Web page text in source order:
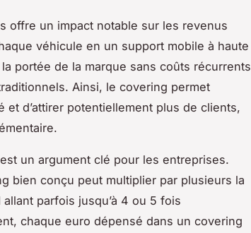
offre un impact notable sur les revenus
véhicule en un support mobile à haute
portée de la marque sans coûts récurrents
Ainsi, le covering permet
et d’attirer potentiellement plus de clients,
un argument clé pour les entreprises.
bien conçu peut multiplier par plusieurs la
parfois jusqu’à 4 ou 5 fois
chaque euro dépensé dans un covering